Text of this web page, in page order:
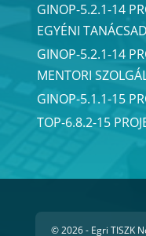
GINOP-5.2.1-14
EGYÉNI
GINOP-5.2.1-14
MENTORI
GINOP-5.1.1-15
TOP-6.8.2-15
© 2026 - Egri TISZK